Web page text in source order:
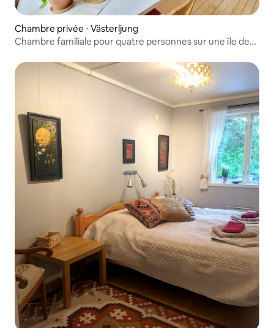
Chambre privée ⋅ Västerljung
Chambre familiale pour quatre personnes sur une île de